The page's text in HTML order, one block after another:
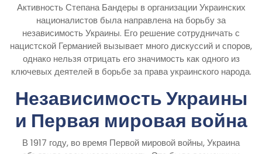
Активность Степана Бандеры в организации Украинских
националистов была направлена на борьбу за
независимость Украины. Его решение сотрудничать с
нацистской Германией вызывает много дискуссий и споров,
однако нельзя отрицать его значимость как одного из
ключевых деятелей в борьбе за права украинского народа.
Независимость Украины
и Первая мировая война
В 1917 году, во время Первой мировой войны, Украина